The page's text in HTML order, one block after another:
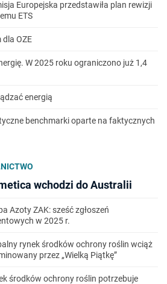
Europejska przedstawiła plan rewizji
ETS
OZE
W 2025 roku ograniczono już 1,4
energią
benchmarki oparte na faktycznych
wchodzi do Australii
Azoty ZAK: sześć zgłoszeń
w 2025 r.
rynek środków ochrony roślin wciąż
przez „Wielką Piątkę”
środków ochrony roślin potrzebuje